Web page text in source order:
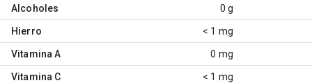
Alcoholes 0 g
Hierro < 1 mg
Vitamina A 0 mg
Vitamina C < 1 mg